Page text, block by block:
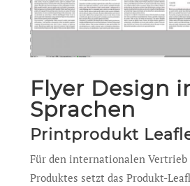
Flyer Design
Sprachen
Printprodukt
Für den internationalen
Produktes setzt das Produkt-